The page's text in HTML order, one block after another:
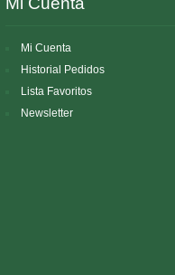
Mi Cuenta
Historial Pedidos
Lista Favoritos
Newsletter